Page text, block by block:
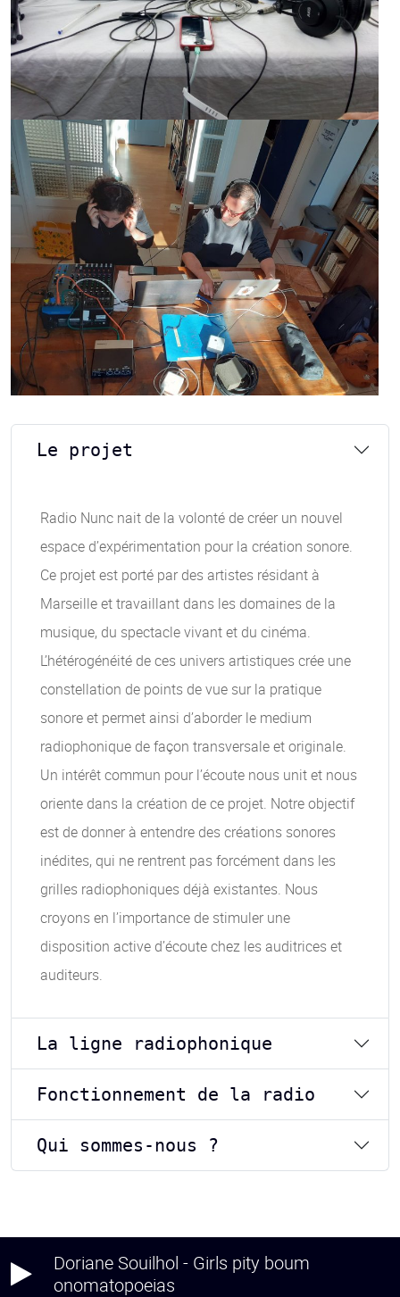
Le projet
Radio Nunc nait de la volonté de créer un nouvel
espace d’expérimentation pour la création sonore.
Ce projet est porté par des artistes résidant à
Marseille et travaillant dans les domaines de la
musique, du spectacle vivant et du cinéma.
L’hétérogénéité de ces univers artistiques crée une
constellation de points de vue sur la pratique
sonore et permet ainsi d’aborder le medium
radiophonique de façon transversale et originale.
Un intérêt commun pour l’écoute nous unit et nous
oriente dans la création de ce projet. Notre objectif
est de donner à entendre des créations sonores
inédites, qui ne rentrent pas forcément dans les
grilles radiophoniques déjà existantes. Nous
croyons en l’importance de stimuler une
disposition active d’écoute chez les auditrices et
auditeurs.
La ligne radiophonique
Fonctionnement de la radio
Qui sommes-nous ?
Doriane Souilhol - Girls pity boum
onomatopoeias